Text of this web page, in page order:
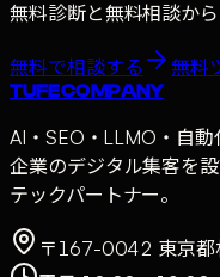
無料診断と無料相談か
無料で相談する 無料
TUFE COMPANY
AI・SEO・LLMO・自動
企業のデジタル集客を
テックパートナー。
〒167-0042 東京